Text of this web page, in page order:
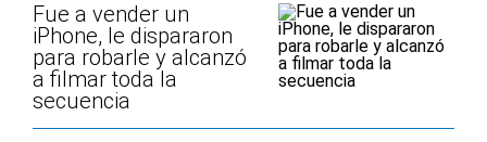
Fue a vender un
iPhone, le dispararon
para robarle y alcanzó
a filmar toda la
secuencia